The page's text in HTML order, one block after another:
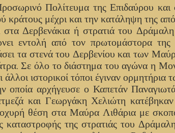
Πολίτευμα της Επιδαύρου και
μέχρι και την κατάληψη της
στα Δερβενάκια ή στρατιά του
εντολή από τον πρωτομάστορα
τα στενά του Δερβενίου και των
Σε όλο το διάστημα του αγώνα η
ιστορικοί τόποι έγιναν ορμητήρια
οποία αρχήγευσε ο Καπετάν
και Γεωργάκη Χελιώτη
θέση στα Μαύρα Λιθάρια με
καταστροφής της στρατιάς του